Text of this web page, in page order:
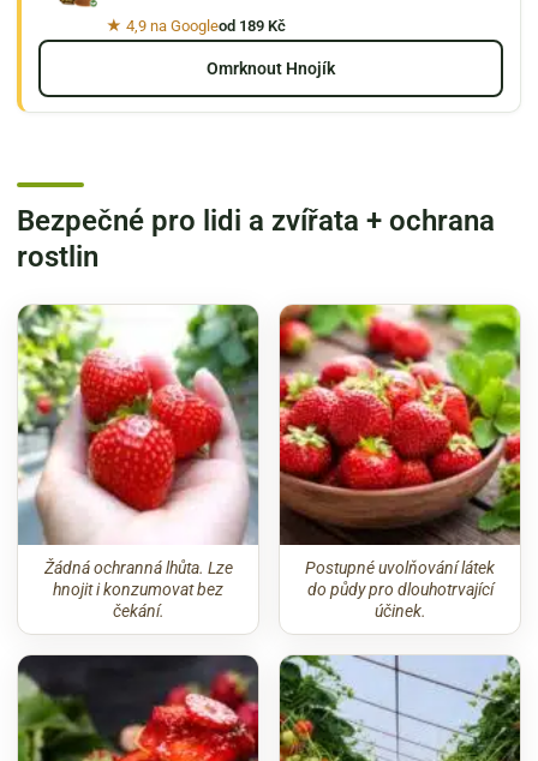
★ 4,9 na Googleod 189 Kč
Omrknout Hnojík
Bezpečné pro lidi a zvířata + ochrana
rostlin
Žádná ochranná lhůta. Lze
hnojit i konzumovat bez
čekání.
Postupné uvolňování látek
do půdy pro dlouhotrvající
účinek.